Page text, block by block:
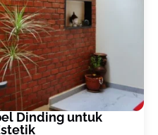
Dinding untuk